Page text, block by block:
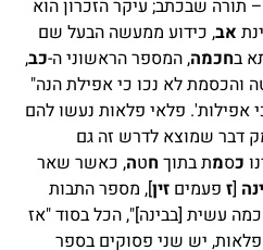
תורה שבכתב; עיקר הזכרון הוא
אב, כידוע ממעשה הבעל שם
בחכמה, המספר הראשוני ה-כב,
והכסמת לא נכו כי אפילת הנה"
אפילות'. פלאי פלאות נעשו להם
דבר שמוצא לדרש זה גם
כסמת בתוך חטה, כאשר שאר
[ז פעמיםזין], מספר התבות
עשית [בבינה]", הכל בסוד "אז
יש שני פסוקים בספר